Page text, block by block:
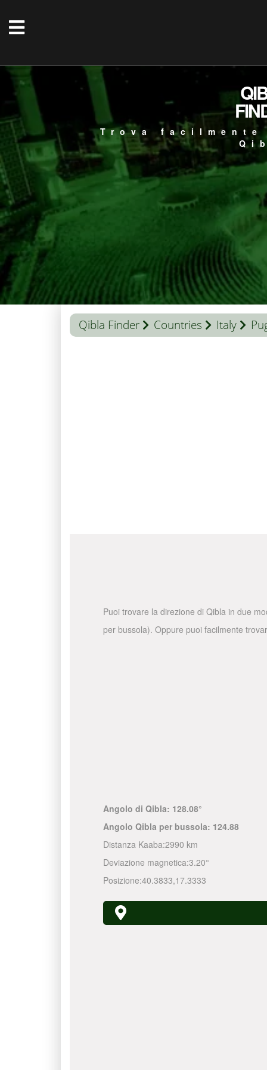
Trova
Qibla Finder Countries Italy
Puoi trovare la direzione di Qibla in due
per bussola). Oppure puoi facilmente
Angolo di Qibla: 128.08°
Angolo Qibla per bussola: 124.88
Distanza Kaaba:2990 km
Deviazione magnetica:3.20°
Posizione:40.3833,17.3333